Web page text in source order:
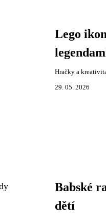
Lego
Hračky a
29. 05. 2026
Babské
dětí